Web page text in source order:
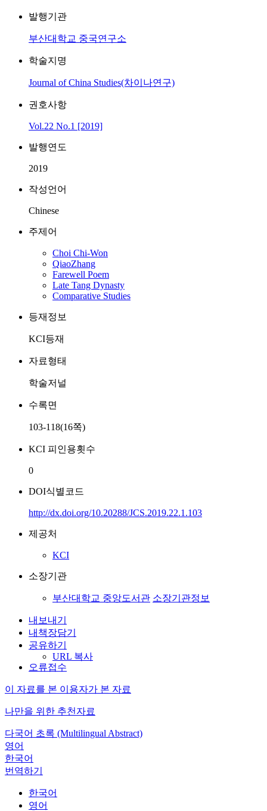
발행기관
부산대학교 중국연구소
학술지명
Journal of China Studies(차이나연구)
권호사항
Vol.22 No.1 [2019]
발행연도
2019
작성언어
Chinese
주제어
Choi Chi-Won
QiaoZhang
Farewell Poem
Late Tang Dynasty
Comparative Studies
등재정보
KCI등재
자료형태
학술저널
수록면
103-118(16쪽)
KCI 피인용횟수
0
DOI식별코드
http://dx.doi.org/10.20288/JCS.2019.22.1.103
제공처
KCI
소장기관
부산대학교 중앙도서관 소장기관정보
내보내기
내책장담기
공유하기
URL 복사
오류접수
이 자료를 본 이용자가 본 자료
나만을 위한 추천자료
다국어 초록 (Multilingual Abstract)
영어
한국어
번역하기
한국어
영어